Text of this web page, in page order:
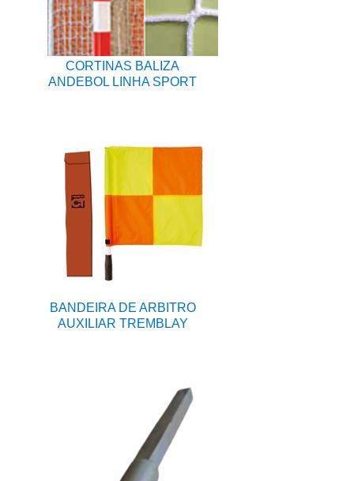
CORTINAS BALIZA
ANDEBOL LINHA SPORT
BANDEIRA DE ARBITRO
AUXILIAR TREMBLAY